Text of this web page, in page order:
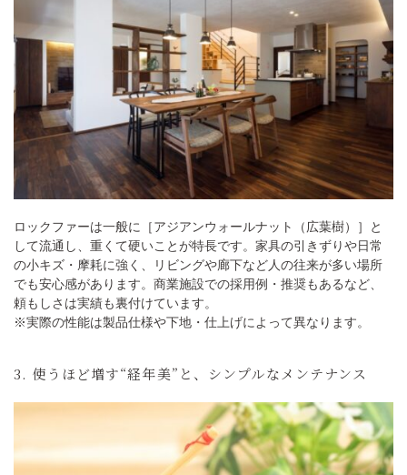
ロックファーは一般に［アジアンウォールナット（広葉樹）］と
して流通し、重くて硬いことが特長です。家具の引きずりや日常
の小キズ・摩耗に強く、リビングや廊下など人の往来が多い場所
でも安心感があります。商業施設での採用例・推奨もあるなど、
頼もしさは実績も裏付けています。
※実際の性能は製品仕様や下地・仕上げによって異なります。
3. 使うほど増す“経年美”と、シンプルなメンテナンス